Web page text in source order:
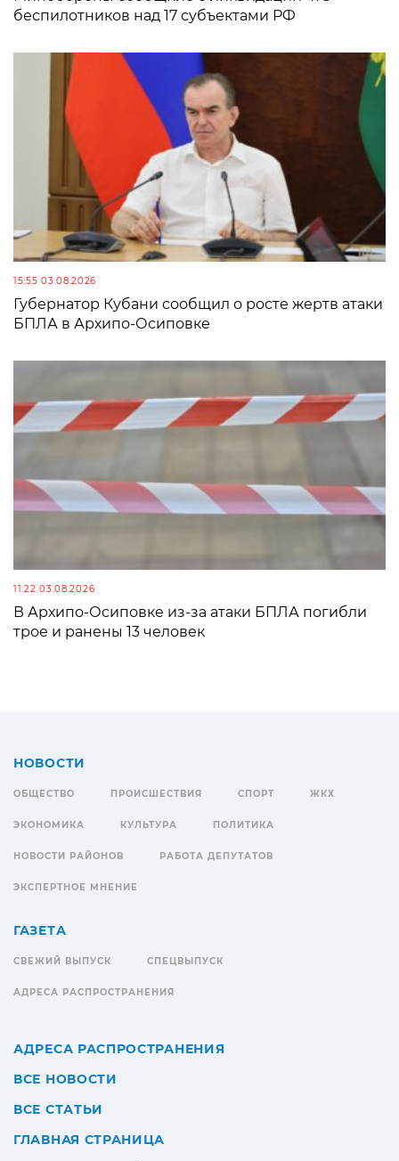
беспилотников над 17 субъектами РФ
15:55 03.08.2026
Губернатор Кубани сообщил о росте жертв атаки
БПЛА в Архипо-Осиповке
11:22 03.08.2026
В Архипо-Осиповке из-за атаки БПЛА погибли
трое и ранены 13 человек
НОВОСТИ
ОБЩЕСТВО ПРОИСШЕСТВИЯ СПОРТ ЖКХ
ЭКОНОМИКА КУЛЬТУРА ПОЛИТИКА
НОВОСТИ РАЙОНОВ РАБОТА ДЕПУТАТОВ
ЭКСПЕРТНОЕ МНЕНИЕ
ГАЗЕТА
СВЕЖИЙ ВЫПУСК СПЕЦВЫПУСК
АДРЕСА РАСПРОСТРАНЕНИЯ
АДРЕСА РАСПРОСТРАНЕНИЯ
ВСЕ НОВОСТИ
ВСЕ СТАТЬИ
ГЛАВНАЯ СТРАНИЦА